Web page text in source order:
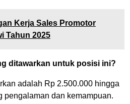
Kerja Sales Promotor
Tahun 2025
ditawarkan untuk posisi ini?
adalah Rp 2.500.000 hingga
pengalaman dan kemampuan.